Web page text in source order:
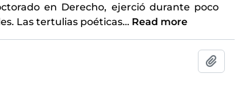
en Derecho, ejerció durante poco
Las tertulias poéticas… Read more